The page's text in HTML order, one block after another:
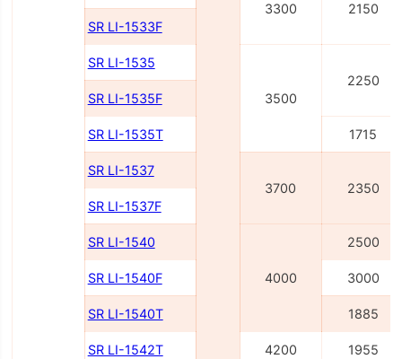
3300
2150
SR LI-1533F
SR LI-1535
3500
2250
SR LI-1535F
SR LI-1535T 1715
SR LI-1537
3700
2350
SR LI-1537F
SR LI-1540
4000
2500
SR LI-1540F 3000
SR LI-1540Т 1885
SR LI-1542Т 4200 1955